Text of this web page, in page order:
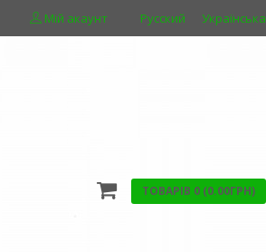
Мій акаунт Русский Українська
ТОВАРІВ 0 (0.00ГРН)